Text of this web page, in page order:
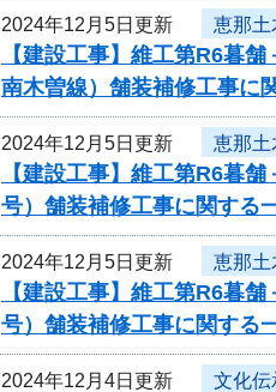
2024年12月5日更新 恵那土
【建設工事】維工第R6暮
南木曽線）舗装補修工事に
2024年12月5日更新 恵那土
【建設工事】維工第R6暮
号）舗装補修工事に関する
2024年12月5日更新 恵那土
【建設工事】維工第R6暮
号）舗装補修工事に関する
2024年12月4日更新 文化伝